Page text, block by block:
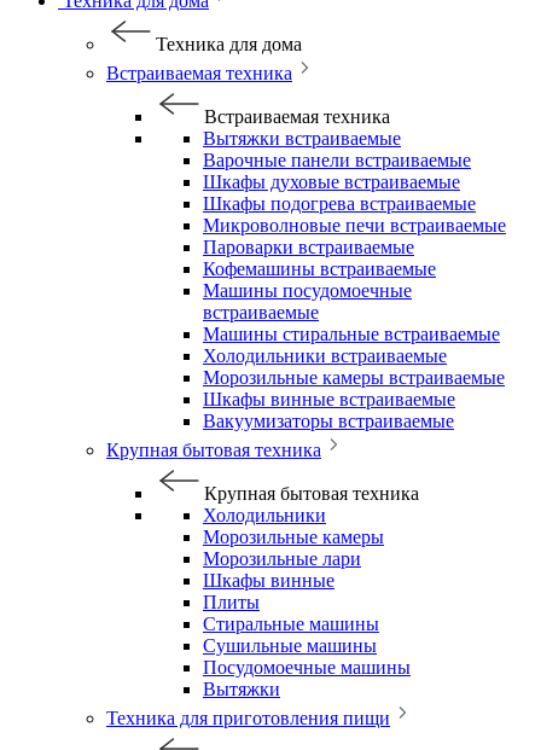
Техника для дома
Встраиваемая техника
Встраиваемая техника
Вытяжки встраиваемые
Варочные панели встраиваемые
Шкафы духовые встраиваемые
Шкафы подогрева встраиваемые
Микроволновые печи встраиваемые
Пароварки встраиваемые
Кофемашины встраиваемые
Машины посудомоечные
встраиваемые
Машины стиральные встраиваемые
Холодильники встраиваемые
Морозильные камеры встраиваемые
Шкафы винные встраиваемые
Вакуумизаторы встраиваемые
Крупная бытовая техника
Крупная бытовая техника
Холодильники
Морозильные камеры
Морозильные лари
Шкафы винные
Плиты
Стиральные машины
Сушильные машины
Посудомоечные машины
Вытяжки
Техника для приготовления пищи